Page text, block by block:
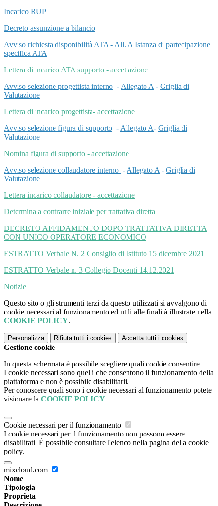
Incarico RUP
Decreto assunzione a bilancio
Avviso richiesta disponibilità ATA - All. A Istanza di partecipazione
specifica ATA
Lettera di incarico ATA supporto - accettazione
Avviso selezione progettista interno - Allegato A - Griglia di
Valutazione
Lettera di incarico progettista- accettazione
Avviso selezione figura di supporto - Allegato A- Griglia di
Valutazione
Nomina figura di supporto - accettazione
Avviso selezione collaudatore interno - Allegato A - Griglia di
Valutazione
Lettera incarico collaudatore - accettazione
Determina a contrarre iniziale per trattativa diretta
DECRETO AFFIDAMENTO DOPO TRATTATIVA DIRETTA
CON UNICO OPERATORE ECONOMICO
ESTRATTO Verbale N. 2 Consiglio di Istituto 15 dicembre 2021
ESTRATTO Verbale n. 3 Collegio Docenti 14.12.2021
Notizie
Questo sito o gli strumenti terzi da questo utilizzati si avvalgono di
cookie necessari al funzionamento ed utili alle finalità illustrate nella
COOKIE POLICY.
Personalizza Rifiuta tutti i cookies Accetta tutti i cookies
Gestione cookie
In questa schermata è possibile scegliere quali cookie consentire.
I cookie necessari sono quelli che consentono il funzionamento della
piattaforma e non è possibile disabilitarli.
Per conoscere quali sono i cookie necessari al funzionamento potete
visionare la COOKIE POLICY.
Cookie necessari per il funzionamento
I cookie necessari per il funzionamento non possono essere
disabilitati. È possibile consultare l'elenco nella pagina della cookie
policy.
mixcloud.com
Nome
Tipologia
Proprieta